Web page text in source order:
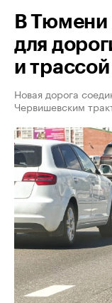
В Тюмени
для
и трассой
Новая дорога
Червишевским